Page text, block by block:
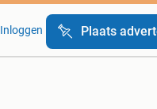
Inloggen Plaats